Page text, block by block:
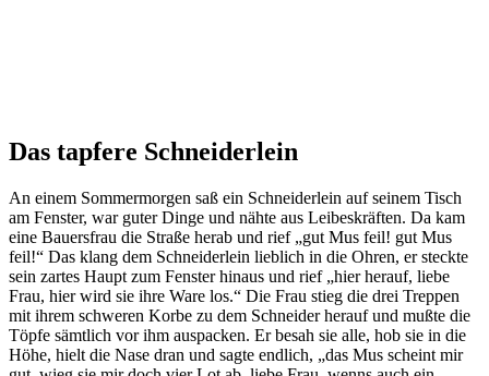
Das tapfere Schneiderlein
An einem Sommermorgen saß ein Schneiderlein auf seinem Tisch
am Fenster, war guter Dinge und nähte aus Leibeskräften. Da kam
eine Bauersfrau die Straße herab und rief „gut Mus feil! gut Mus
feil!“ Das klang dem Schneiderlein lieblich in die Ohren, er steckte
sein zartes Haupt zum Fenster hinaus und rief „hier herauf, liebe
Frau, hier wird sie ihre Ware los.“ Die Frau stieg die drei Treppen
mit ihrem schweren Korbe zu dem Schneider herauf und mußte die
Töpfe sämtlich vor ihm auspacken. Er besah sie alle, hob sie in die
Höhe, hielt die Nase dran und sagte endlich, „das Mus scheint mir